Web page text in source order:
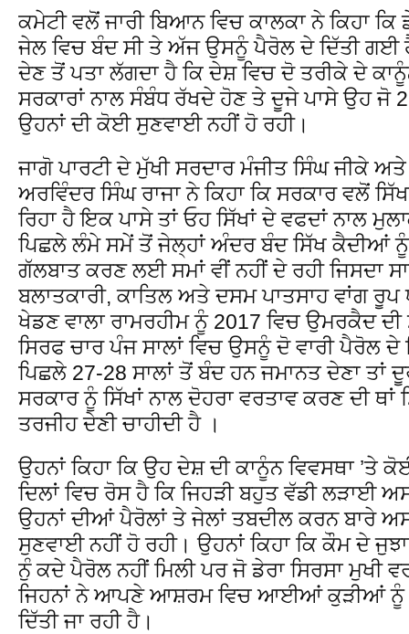
ਕਮੇਟੀ ਵਲੋਂ ਜਾਰੀ ਬਿਆਨ ਵਿਚ ਕਾਲਕਾ ਨੇ ਕਿਹਾ ਕਿ
ਜੇਲ ਵਿਚ ਬੰਦ ਸੀ ਤੇ ਅੱਜ ਉਸਨੂੰ ਪੈਰੋਲ ਦੇ ਦਿੱਤੀ ਗਈ
ਦੇਣ ਤੋਂ ਪਤਾ ਲੱਗਦਾ ਹੈ ਕਿ ਦੇਸ਼ ਵਿਚ ਦੋ ਤਰੀਕੇ ਦੇ
ਸਰਕਾਰਾਂ ਨਾਲ ਸੰਬੰਧ ਰੱਖਦੇ ਹੋਣ ਤੇ ਦੂਜੇ ਪਾਸੇ ਉਹ ਜੋ
ਉਹਨਾਂ ਦੀ ਕੋਈ ਸੁਣਵਾਈ ਨਹੀਂ ਹੋ ਰਹੀ।
ਜਾਗੋ ਪਾਰਟੀ ਦੇ ਮੁੱਖੀ ਸਰਦਾਰ ਮੰਜੀਤ ਸਿੰਘ ਜੀਕੇ
ਅਰਵਿੰਦਰ ਸਿੰਘ ਰਾਜਾ ਨੇ ਕਿਹਾ ਕਿ ਸਰਕਾਰ ਵਲੋਂ
ਰਿਹਾ ਹੈ ਇਕ ਪਾਸੇ ਤਾਂ ਓਹ ਸਿੱਖਾਂ ਦੇ ਵਫਦਾਂ ਨਾਲ
ਪਿਛਲੇ ਲੰਮੇ ਸਮੇਂ ਤੋਂ ਜੇਲ੍ਹਾਂ ਅੰਦਰ ਬੰਦ ਸਿੱਖ ਕੈਦੀਆਂ
ਗੱਲਬਾਤ ਕਰਣ ਲਈ ਸਮਾਂ ਵੀਂ ਨਹੀਂ ਦੇ ਰਹੀ ਜਿਸਦਾ
ਬਲਾਤਕਾਰੀ, ਕਾਤਿਲ ਅਤੇ ਦਸਮ ਪਾਤਸਾਹ ਵਾਂਗ
ਖੇਡਣ ਵਾਲਾ ਰਾਮਰਹੀਮ ਨੂੰ 2017 ਵਿਚ ਉਮਰਕੈਦ
ਸਿਰਫ ਚਾਰ ਪੰਜ ਸਾਲਾਂ ਵਿਚ ਉਸਨੂੰ ਦੋ ਵਾਰੀ ਪੈਰੋਲ
ਪਿਛਲੇ 27-28 ਸਾਲਾਂ ਤੋਂ ਬੰਦ ਹਨ ਜਮਾਨਤ ਦੇਣਾ ਤਾਂ
ਸਰਕਾਰ ਨੂੰ ਸਿੱਖਾਂ ਨਾਲ ਦੋਹਰਾ ਵਰਤਾਵ ਕਰਣ ਦੀ
ਤਰਜੀਹ ਦੇਣੀ ਚਾਹੀਦੀ ਹੈ ।
ਉਹਨਾਂ ਕਿਹਾ ਕਿ ਉਹ ਦੇਸ਼ ਦੀ ਕਾਨੂੰਨ ਵਿਵਸਥਾ ’ਤੇ
ਦਿਲਾਂ ਵਿਚ ਰੋਸ ਹੈ ਕਿ ਜਿਹੜੀ ਬਹੁਤ ਵੱਡੀ ਲੜਾਈ
ਉਹਨਾਂ ਦੀਆਂ ਪੈਰੋਲਾਂ ਤੇ ਜੇਲਾਂ ਤਬਦੀਲ ਕਰਨ ਬਾਰੇ
ਸੁਣਵਾਈ ਨਹੀਂ ਹੋ ਰਹੀ। ਉਹਨਾਂ ਕਿਹਾ ਕਿ ਕੌਮ ਦੇ
ਨੁੰ ਕਦੇ ਪੈਰੋਲ ਨਹੀਂ ਮਿਲੀ ਪਰ ਜੋ ਡੇਰਾ ਸਿਰਸਾ ਮੁਖੀ
ਜਿਹਨਾਂ ਨੇ ਆਪਣੇ ਆਸ਼ਰਮ ਵਿਚ ਆਈਆਂ ਕੁੜੀਆਂ ਨੂੰ
ਦਿੱਤੀ ਜਾ ਰਹੀ ਹੈ।